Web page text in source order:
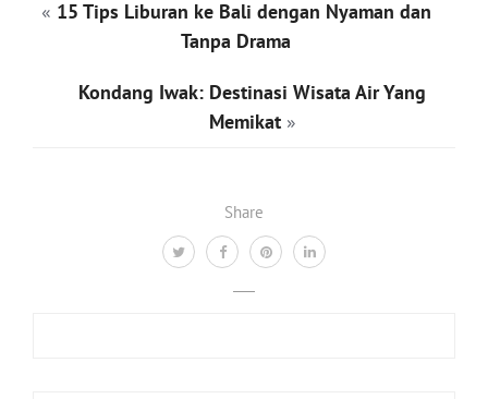
Share
« 15 Tips Liburan ke Bali dengan Nyaman dan
Tanpa Drama
Kondang Iwak: Destinasi Wisata Air Yang
Memikat»